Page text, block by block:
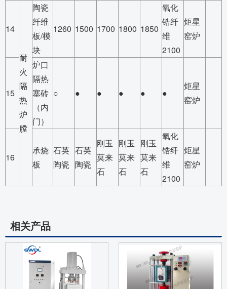
14
耐
火
隔
热
炉
膛
陶瓷
纤维
板/模
块
1260 1500 1700 1800 1850
氧化
锆纤
维
2100
炬星
窑炉
15
炉口
隔热
塞砖
（内
门）
○ ● ● ● ● ●
炬星
窑炉
16
承烧
板
石英
陶瓷
石英
陶瓷
刚玉
莫来
石
刚玉
莫来
石
刚玉
莫来
石
氧化
锆纤
维
2100
炬星
窑炉
相关产品